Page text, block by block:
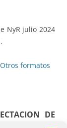
NyR julio 2024
Otros formatos
DE